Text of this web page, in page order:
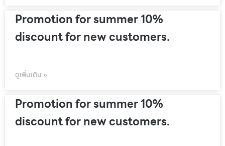
Promotion for summer 10%
discount for new customers.
ดูเพิ่มเติม »
Promotion for summer 10%
discount for new customers.